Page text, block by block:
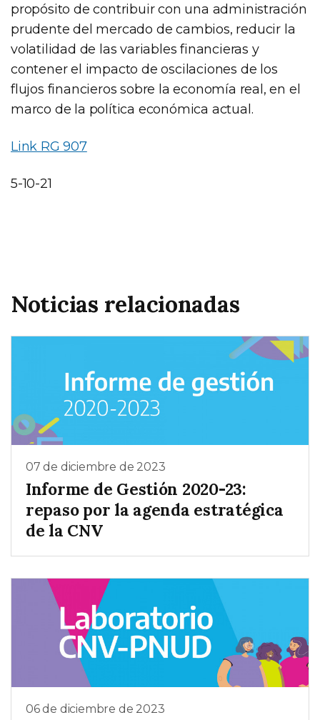
propósito de contribuir con una administración
prudente del mercado de cambios, reducir la
volatilidad de las variables financieras y
contener el impacto de oscilaciones de los
flujos financieros sobre la economía real, en el
marco de la política económica actual.
Link RG 907
5-10-21
Noticias relacionadas
07 de diciembre de 2023
Informe de Gestión 2020-23:
repaso por la agenda estratégica
de la CNV
06 de diciembre de 2023